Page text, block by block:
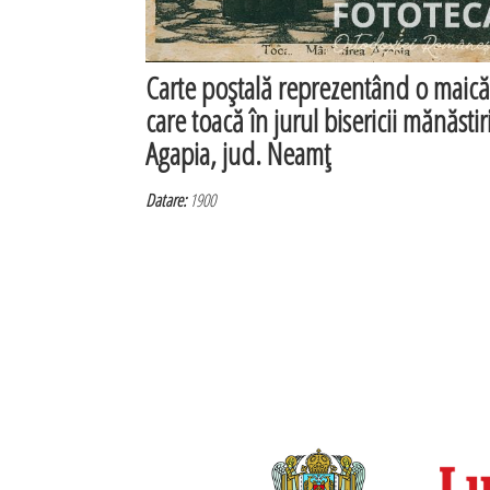
Carte poştală reprezentând o maică
care toacă în jurul bisericii
Agapia, jud. Neamţ
Datare:1900